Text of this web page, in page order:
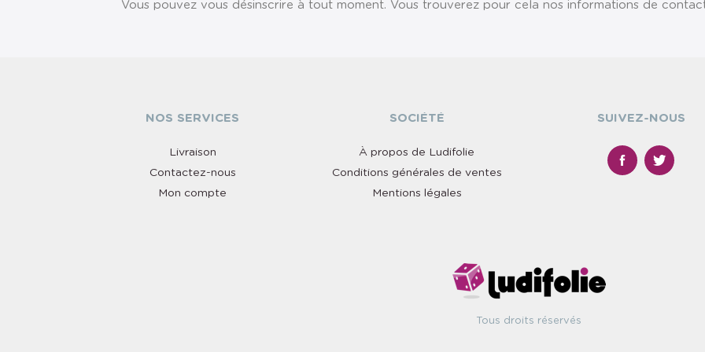
Vous pouvez vous désinscrire à tout moment. Vous trouverez pour cela nos informations de
NOS SERVICES
Livraison
Contactez-nous
Mon compte
SOCIÉTÉ
À propos de Ludifolie
Conditions générales de ventes
Mentions légales
SUIVEZ-NOUS
Tous droits réservés